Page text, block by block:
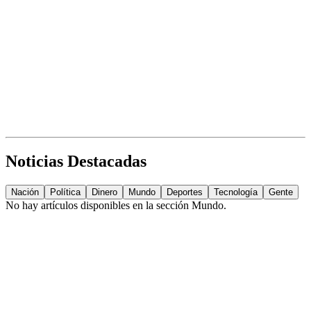
Noticias Destacadas
Nación Política Dinero Mundo Deportes Tecnología Gente
No hay artículos disponibles en la sección Mundo.